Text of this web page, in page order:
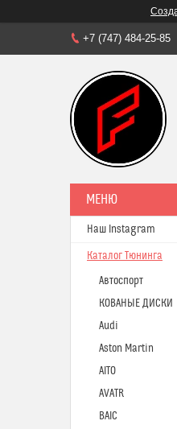
+7 (747) 484-25-85
Наш Instagram
Каталог Тюнинга
Автоспорт
КОВАНЫЕ ДИСКИ
Audi
Aston Martin
AITO
AVATR
BAIC